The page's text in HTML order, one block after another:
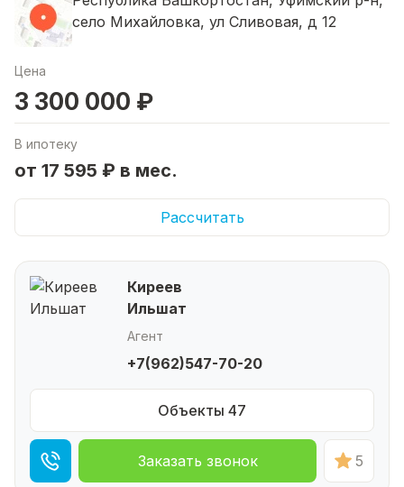
село Михайловка, ул Сливовая, д 12
Цена
3 300 000 ₽
В ипотеку
от 17 595 ₽ в мес.
Рассчитать
Киреев
Ильшат
Агент
+7(962)547-70-20
Объекты 47
Заказать звонок 5